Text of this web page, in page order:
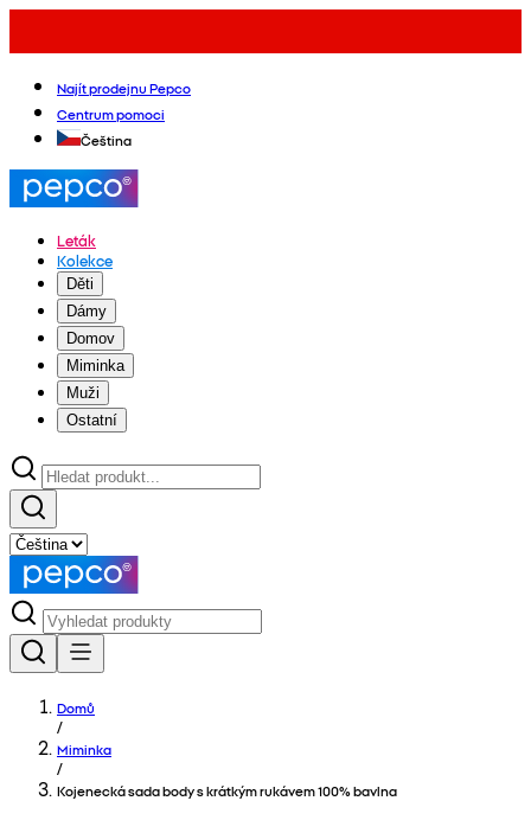
Najít prodejnu Pepco
Centrum pomoci
Čeština
Leták
Kolekce
Děti
Dámy
Domov
Miminka
Muži
Ostatní
Domů
/
Miminka
/
Kojenecká sada body s krátkým rukávem 100% bavlna